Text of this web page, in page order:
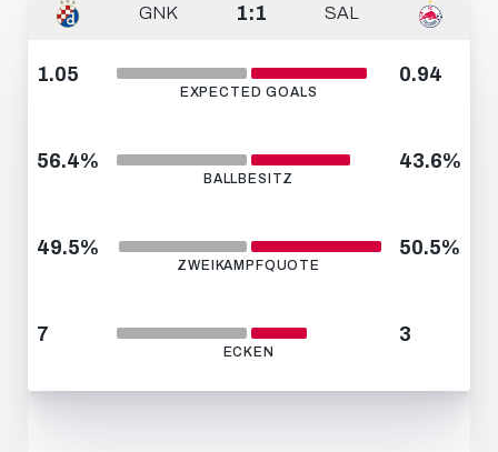
GNK 1:1 SAL
1.05
EXPECTED GOALS
0.94
56.4%
BALLBESITZ
43.6%
49.5%
ZWEIKAMPFQUOTE
50.5%
7
ECKEN
3